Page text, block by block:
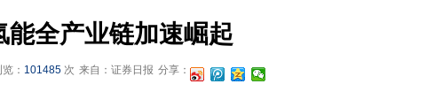
能全产业链加速崛起
： 101485 次 来自：证券日报 分享：